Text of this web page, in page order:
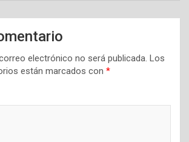
electrónico no será publicada. Los
están marcados con *